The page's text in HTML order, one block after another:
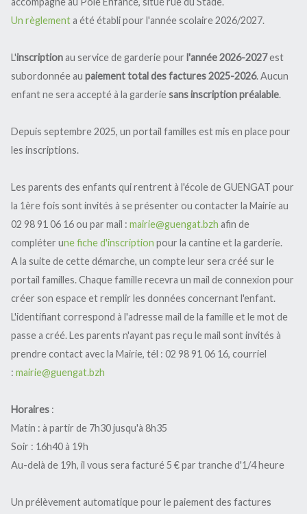
Vie pratique
Etat civil
Documents d'identité
Elections
Santé
Permis de conduire international
Démarches ponctuelles
Urbanisme
P.L.U.
Dématérialisation des
Risques Inondation)
Assainissement
Lotissement Parkou Kreis
Taxe d'aménagement
Périmètre délimité des abords de
l'église Saint Fiacre et du calvaire
Informations
Nouvelle application Citykomi
Vie économique
Les services
Les commerces
Enfance, jeunesse, éducation
Restaurant scolaire
Inscriptions
L'école
La garderie périscolaire
L'échappée belle
Dispositif argent de poche
Patrimoine
La Chapelle Sainte Brigitte
Patrimoine remarquable
Médiathèque
Logements sociaux
Sites officiels pratiques du service
public
Divers
Social
Objets trouvés
Agriculture
Un règlementa été établi pour l'année scolaire 2026/2027.
L'inscriptionau service de garderie pour l'année 2026-2027est
subordonnée au paiement total des factures 2025-2026. Aucun
enfant ne sera accepté à la garderiesans inscription préalable.
Depuis septembre 2025, un portail familles est mis en place pour
les inscriptions.
Les parents des enfants qui rentrent à l'école de GUENGAT pour
la 1ère fois sont invités à se présenter ou contacter la Mairie au
02 98 91 06 16 ou par mail : mairie@guengat.bzh afin de
compléter une fiche d'inscription pour la cantine et la garderie.
A la suite de cette démarche, un compte leur sera créé sur le
portail familles. Chaque famille recevra un mail de connexion pour
créer son espace et remplir les données concernant l'enfant.
L'identifiant correspond à l'adresse mail de la famille et le mot de
passe a créé. Les parents n'ayant pas reçu le mail sont invités à
prendre contact avec la Mairie, tél : 02 98 91 06 16, courriel
: mairie@guengat.bzh
Horaires :
Matin : à partir de 7h30 jusqu'à 8h35
Soir : 16h40 à 19h
Au-delà de 19h, il vous sera facturé 5 € par tranche d'1/4 heure
Un prélèvement automatique pour le paiement des factures